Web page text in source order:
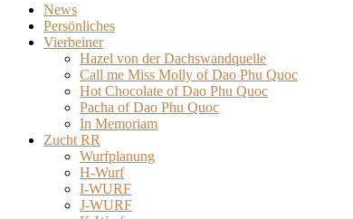
News
Persönliches
Vierbeiner
Hazel von der Dachswandquelle
Call me Miss Molly of Dao Phu Quoc
Hot Chocolate of Dao Phu Quoc
Pacha of Dao Phu Quoc
In Memoriam
Zucht RR
Wurfplanung
H-Wurf
I-WURF
J-WURF